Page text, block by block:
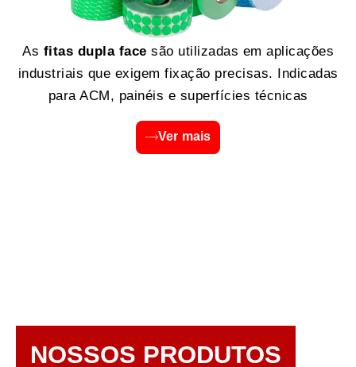
As fitas dupla face são utilizadas em aplicações
industriais que exigem fixação precisas. Indicadas
para ACM, painéis e superfícies técnicas
Ver mais
NOSSOS PRODUTOS